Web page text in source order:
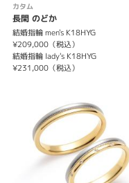
カタム
長閑 のどか
結婚指輪 men's K18HYG
¥209,000（税込）
結婚指輪 lady's K18HYG
¥231,000（税込）